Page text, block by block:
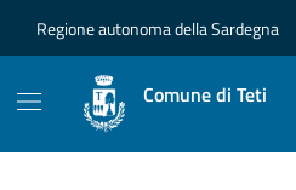
Regione autonoma della Sardegna
Comune di Teti